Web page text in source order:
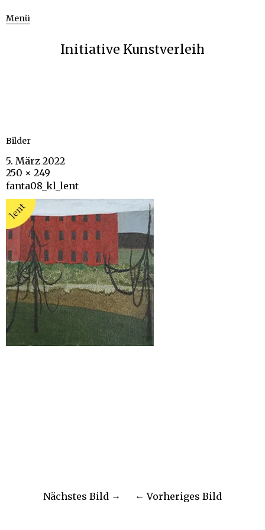
Menü
Initiative Kunstverleih
Bilder
5. März 2022
250 × 249
fanta08_kl_lent
Nächstes Bild Vorheriges Bild